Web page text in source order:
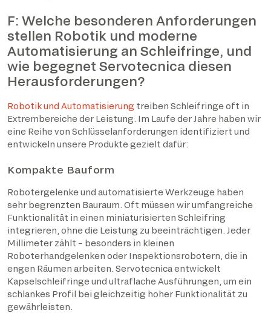
F: Welche besonderen Anforderungen
stellen Robotik und moderne
Automatisierung an Schleifringe, und
wie begegnet Servotecnica diesen
Herausforderungen?
Robotik und Automatisierung treiben Schleifringe oft in
Extrembereiche der Leistung. Im Laufe der Jahre haben wir
eine Reihe von Schlüsselanforderungen identifiziert und
entwickeln unsere Produkte gezielt dafür:
Kompakte Bauform
Robotergelenke und automatisierte Werkzeuge haben
sehr begrenzten Bauraum. Oft müssen wir umfangreiche
Funktionalität in einen miniaturisierten Schleifring
integrieren, ohne die Leistung zu beeinträchtigen. Jeder
Millimeter zählt – besonders in kleinen
Roboterhandgelenken oder Inspektionsrobotern, die in
engen Räumen arbeiten. Servotecnica entwickelt
Kapselschleifringe und ultraflache Ausführungen, um ein
schlankes Profil bei gleichzeitig hoher Funktionalität zu
gewährleisten.